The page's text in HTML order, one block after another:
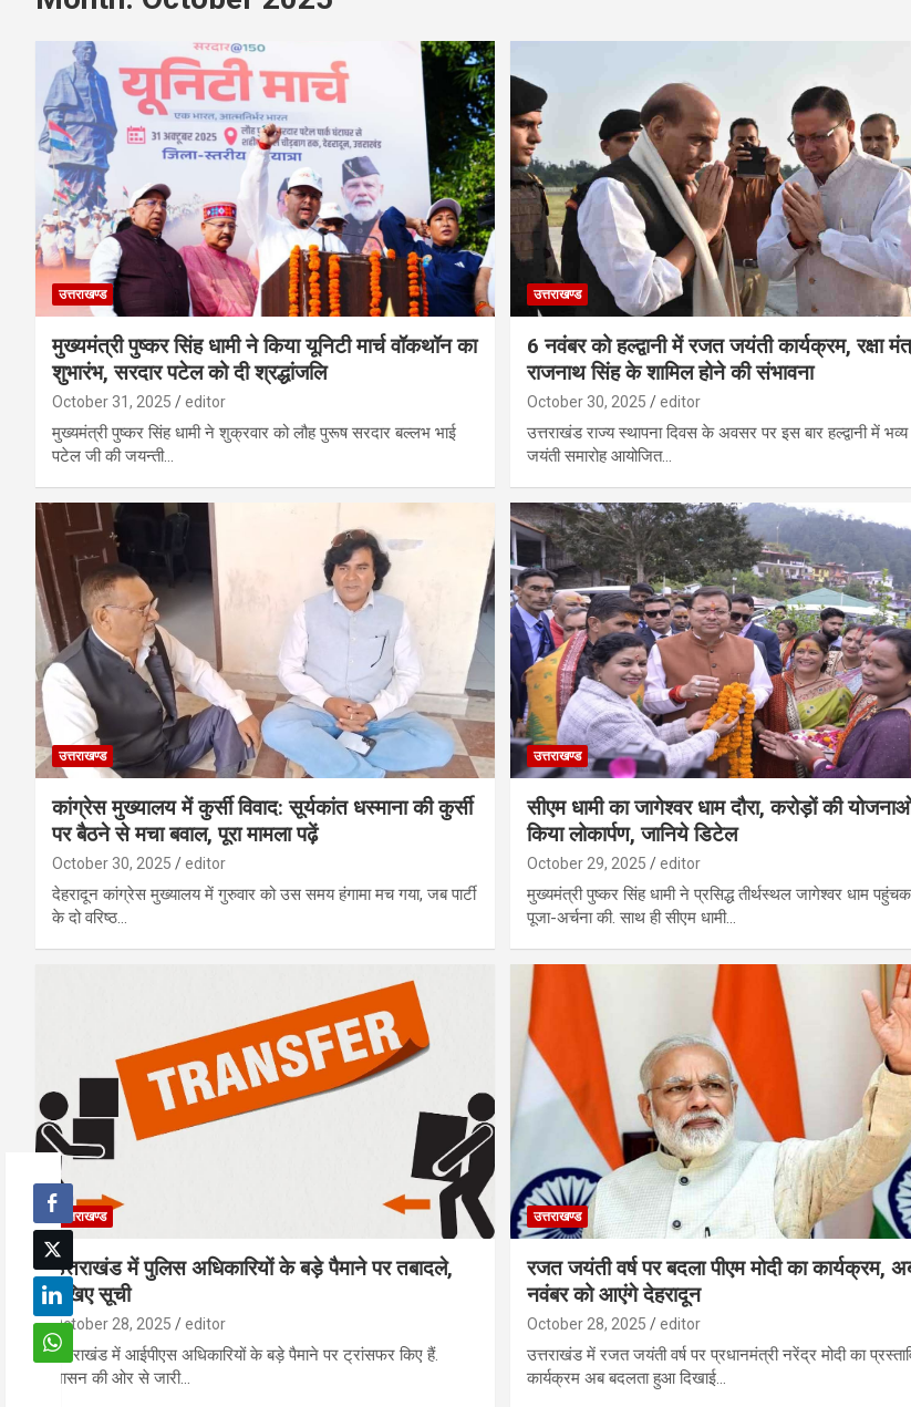
उत्तराखण्ड
मुख्यमंत्री पुष्कर सिंह धामी ने किया यूनिटी मार्च वॉकथॉन का
शुभारंभ, सरदार पटेल को दी श्रद्धांजलि
October 31, 2025 editor
मुख्यमंत्री पुष्कर सिंह धामी ने शुक्रवार को लौह पुरूष सरदार बल्लभ भाई
पटेल जी की जयन्ती…
उत्तराखण्ड
6 नवंबर को हल्द्वानी में रजत जयंती कार्यक्रम, रक्षा
राजनाथ सिंह के शामिल होने की संभावना
October 30, 2025 editor
उत्तराखंड राज्य स्थापना दिवस के अवसर पर इस बार हल्द्वानी में
जयंती समारोह आयोजित…
उत्तराखण्ड
कांग्रेस मुख्यालय में कुर्सी विवाद: सूर्यकांत धस्माना की कुर्सी
पर बैठने से मचा बवाल, पूरा मामला पढ़ें
October 30, 2025 editor
देहरादून कांग्रेस मुख्यालय में गुरुवार को उस समय हंगामा मच गया, जब पार्टी
के दो वरिष्ठ…
उत्तराखण्ड
सीएम धामी का जागेश्वर धाम दौरा, करोड़ों की
किया लोकार्पण, जानिये डिटेल
October 29, 2025 editor
मुख्यमंत्री पुष्कर सिंह धामी ने प्रसिद्ध तीर्थस्थल जागेश्वर धाम
पूजा-अर्चना की. साथ ही सीएम धामी…
उत्तराखण्ड
उत्तराखंड में पुलिस अधिकारियों के बड़े पैमाने पर तबादले,
देखिए सूची
October 28, 2025 editor
उत्तराखंड में आईपीएस अधिकारियों के बड़े पैमाने पर ट्रांसफर किए हैं.
शासन की ओर से जारी…
उत्तराखण्ड
रजत जयंती वर्ष पर बदला पीएम मोदी का कार्यक्रम,
नवंबर को आएंगे देहरादून
October 28, 2025 editor
उत्तराखंड में रजत जयंती वर्ष पर प्रधानमंत्री नरेंद्र मोदी का
कार्यक्रम अब बदलता हुआ दिखाई…